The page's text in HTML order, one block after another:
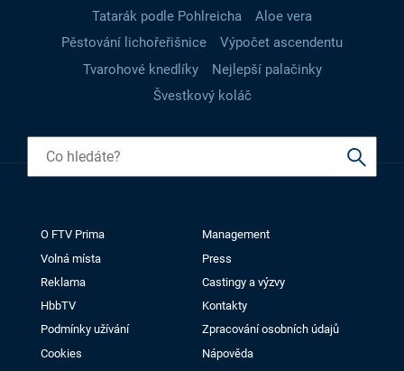
Tatarák podle Pohlreicha
Aloe vera
Pěstování lichořeřišnice
Výpočet ascendentu
Tvarohové knedlíky
Nejlepší palačinky
Švestkový koláč
O FTV Prima
Management
Volná místa
Press
Reklama
Castingy a výzvy
HbbTV
Kontakty
Podmínky užívání
Zpracování osobních údajů
Cookies
Nápověda